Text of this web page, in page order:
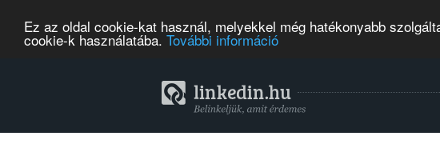
Ez az oldal cookie-kat használ, melyekkel még hatékonyabb
cookie-k használatába. További információ